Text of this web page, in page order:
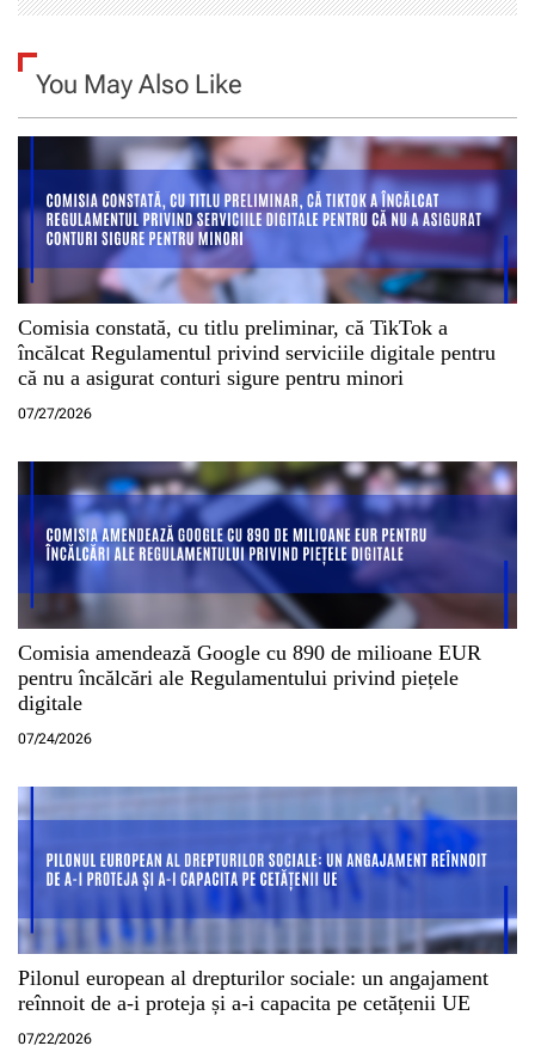
You May Also Like
Comisia constată, cu titlu preliminar, că TikTok a
încălcat Regulamentul privind serviciile digitale pentru
că nu a asigurat conturi sigure pentru minori
07/27/2026
Comisia amendează Google cu 890 de milioane EUR
pentru încălcări ale Regulamentului privind piețele
digitale
07/24/2026
Pilonul european al drepturilor sociale: un angajament
reînnoit de a-i proteja și a-i capacita pe cetățenii UE
07/22/2026